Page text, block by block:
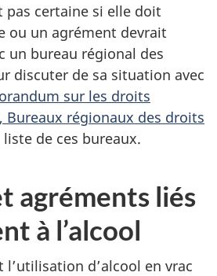
pas certaine si elle doit
ou un agrément devrait
un bureau régional des
discuter de sa situation avec
sur les droits
Bureaux régionaux des droits
liste de ces bureaux.
agréments liés
à l’alcool
l’utilisation d’alcool en vrac